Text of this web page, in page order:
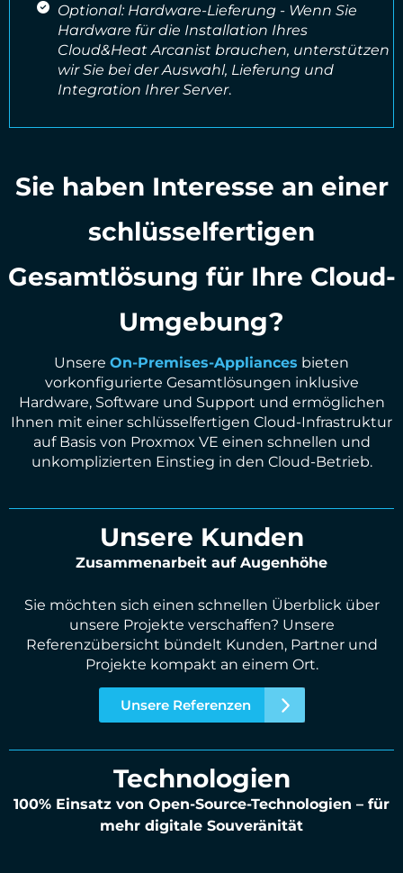
Optional: Hardware-Lieferung - Wenn Sie
Hardware für die Installation Ihres
Cloud&Heat Arcanist brauchen, unterstützen
wir Sie bei der Auswahl, Lieferung und
Integration Ihrer Server.
Sie haben Interesse an einer
schlüsselfertigen
Gesamtlösung für Ihre Cloud-
Umgebung?
Unsere On-Premises-Appliances bieten
vorkonfigurierte Gesamtlösungen inklusive
Hardware, Software und Support und ermöglichen
Ihnen mit einer schlüsselfertigen Cloud-Infrastruktur
auf Basis von Proxmox VE einen schnellen und
unkomplizierten Einstieg in den Cloud-Betrieb.
Unsere Kunden
Zusammenarbeit auf Augenhöhe
Sie möchten sich einen schnellen Überblick über
unsere Projekte verschaffen? Unsere
Referenzübersicht bündelt Kunden, Partner und
Projekte kompakt an einem Ort.
Unsere Referenzen
Technologien
100% Einsatz von Open-Source-Technologien – für
mehr digitale Souveränität